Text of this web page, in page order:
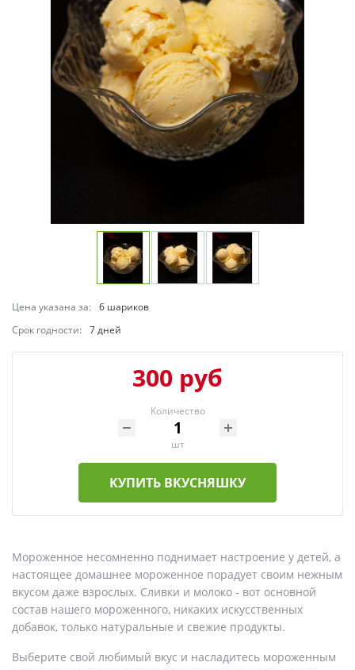
Цена указана за: 6 шариков
Срок годности: 7 дней
300 руб
Количество
шт
КУПИТЬ ВКУСНЯШКУ
Мороженное несомненно поднимает настроение у детей, а
настоящее домашнее мороженное порадует своим нежным
вкусом даже взрослых. Сливки и молоко - вот основной
состав нашего мороженного, никаких искусственных
добавок, только натуральные и свежие продукты.
Выберите свой любимый вкус и насладитесь мороженным